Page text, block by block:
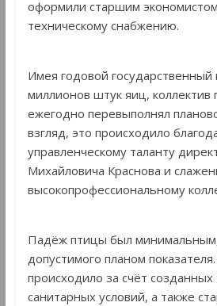
оформили старшим
техническому снабжению.
Имея годовой государственный
миллионов штук яиц, коллектив
ежегодно перевыполнял
взгляд, это происходило
управленческому таланту
Михайловича Краснова и
высокопрофессиональному
Падёж птицы был
допустимого планом
происходило за счёт созданных
санитарных условий, а также